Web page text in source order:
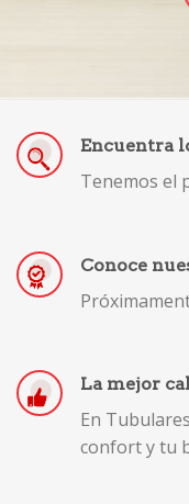
Encuentra
Tenemos el
Conoce
La mejor
En
confort y tu